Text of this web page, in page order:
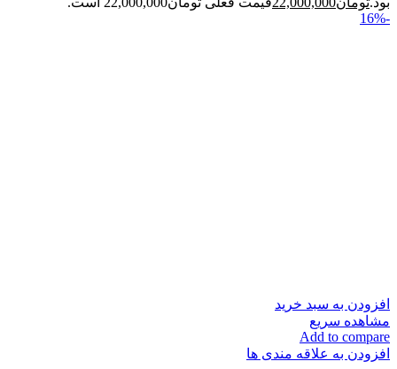
-16%
افزودن به سبد خرید
مشاهده سریع
Add to compare
افزودن به علاقه مندی ها